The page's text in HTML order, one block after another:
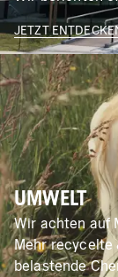
JETZT
UMWELT
Wir achten auf
Mehr recycelte
belastende